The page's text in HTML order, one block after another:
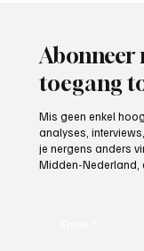
Abonneer
toegang
Mis geen enkel
analyses,
je nergens anders
Midden-Nederland,